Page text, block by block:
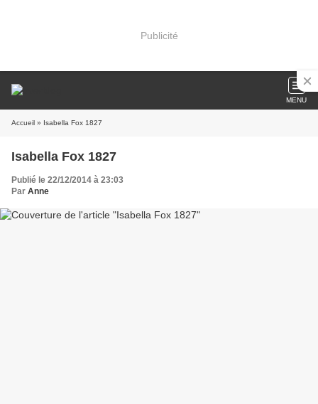
Publicité
MENU
Accueil » Isabella Fox 1827
Isabella Fox 1827
Publié le 22/12/2014 à 23:03
Par Anne